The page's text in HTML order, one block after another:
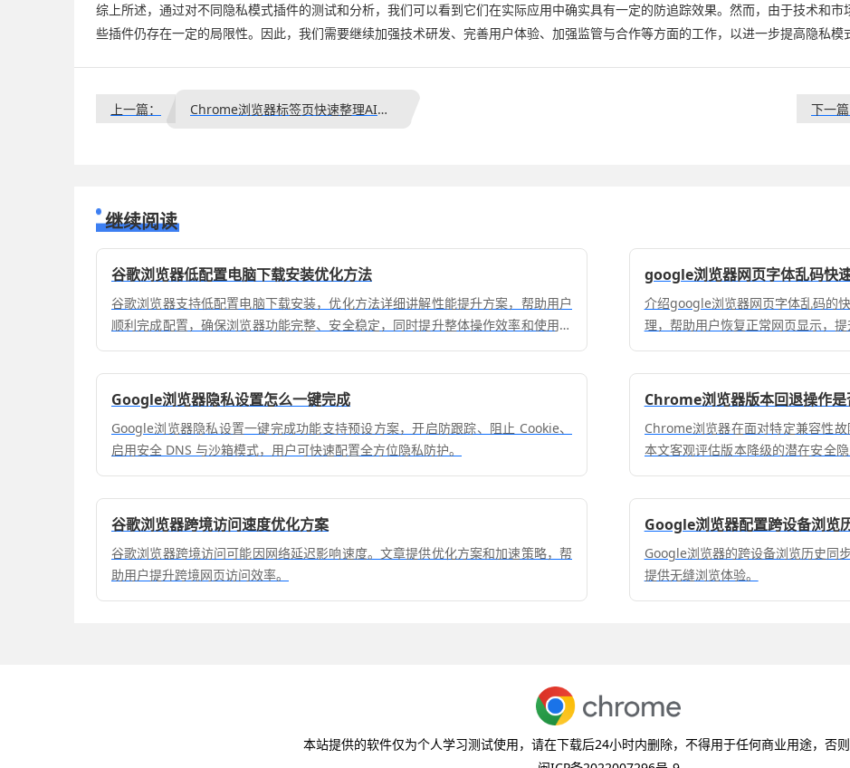
综上所述，通过对不同隐私模式插件的测试和分析，我们可以看到它们在实际应用中确实具有一定的防追踪效果。然而，由于技术和
些插件仍存在一定的局限性。因此，我们需要继续加强技术研发、完善用户体验、加强监管与合作等方面的工作，以进一步提高隐私模
上一篇： Chrome浏览器标签页快速整理AI自动化技巧 下一篇
继续阅读
谷歌浏览器低配置电脑下载安装优化方法
谷歌浏览器支持低配置电脑下载安装，优化方法详细讲解性能提升方案，帮助用户
顺利完成配置，确保浏览器功能完整、安全稳定，同时提升整体操作效率和使用体
验。
google浏览器网页字体乱码快
介绍google浏览器网页字体乱码的
理，帮助用户恢复正常网页显示，提
Google浏览器隐私设置怎么一键完成
Google浏览器隐私设置一键完成功能支持预设方案，开启防跟踪、阻止 Cookie、
启用安全 DNS 与沙箱模式，用户可快速配置全方位隐私防护。
Chrome浏览器版本回退操作是
Chrome浏览器在面对特定兼容性
本文客观评估版本降级的潜在安全
建议。
谷歌浏览器跨境访问速度优化方案
谷歌浏览器跨境访问可能因网络延迟影响速度。文章提供优化方案和加速策略，帮
助用户提升跨境网页访问效率。
Google浏览器配置跨设备浏览
Google浏览器的跨设备浏览历史同
提供无缝浏览体验。
本站提供的软件仅为个人学习测试使用，请在下载后24小时内删除，不得用于任何商业用途，否则